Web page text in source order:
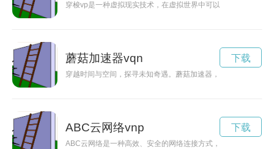
穿梭vp是一种虚拟现实技术，在虚拟世界中可以实现身临其境
蘑菇加速器vqn
穿越时间与空间，探寻未知奇遇。蘑菇加速器，带你穿行于神
下载
ABC云网络vnp
ABC云网络是一种高效、安全的网络连接方式，能够连接世界
下载